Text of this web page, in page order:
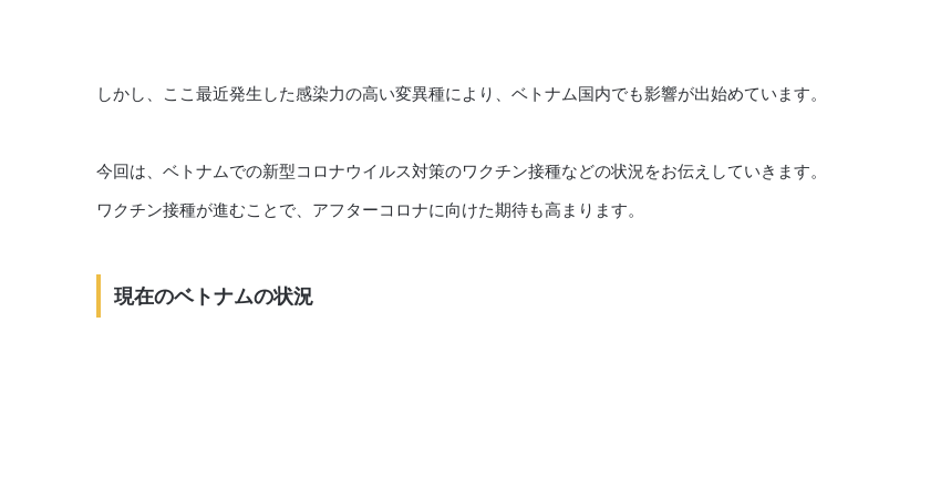
しかし、ここ最近発生した感染力の高い変異種により、ベトナム国内でも影響が出始めています。
今回は、ベトナムでの新型コロナウイルス対策のワクチン接種などの状況をお伝えしていきます。
ワクチン接種が進むことで、アフターコロナに向けた期待も高まります。
現在のベトナムの状況